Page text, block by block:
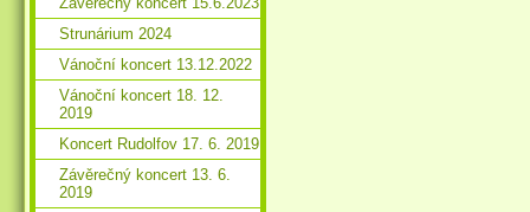
Strunárium 2024
Vánoční koncert 13.12.2022
Vánoční koncert 18. 12.
2019
Koncert Rudolfov 17. 6. 2019
Závěrečný koncert 13. 6.
2019